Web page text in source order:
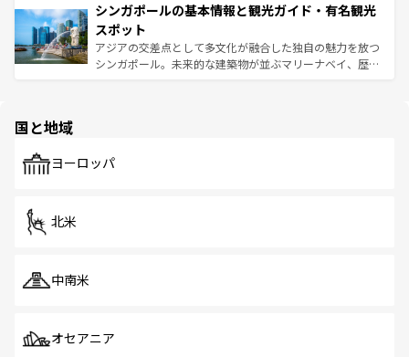
参照してほしい。
激する。気候は一年中温暖で、どの季節にも異なる楽しみ
が待っている。親しみやすいタイの人々、仏教を中心とし
た文化、そして多様な観光資源が、訪れる旅人を魅了し続
ける。 なお、新着のタイ情報はコンテンツ一覧を参照して
み、どこを訪れても感動するはず。観光スポットが密集し
ており、効率よく見どころを回れるのも魅力。息をのむよ
うな絶景から文化的な体験まで、香港を存分に楽しみ尽く
そう。 なお、新着の香港情報はコンテンツ一覧を参照して
シンガポールの基本情報と観光ガイド・有名観光
スポット
アジアの交差点として多文化が融合した独自の魅力を放つ
シンガポール。未来的な建築物が並ぶマリーナベイ、歴史
で、ホーカーズは地元の風情を楽しめる外せないスポット
国と地域
ヨーロッパ
北米
中南米
オセアニア